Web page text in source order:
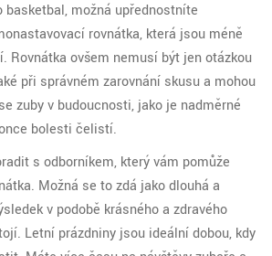
basketbal, možná upřednostníte
rovnátka, která jsou méně
Rovnátka ovšem nemusí být jen otázkou
při správném zarovnání skusu a mohou
zuby v budoucnosti, jako je nadměrné
bolesti čelistí.
s odborníkem, který vám pomůže
Možná se to zdá jako dlouhá a
v podobě krásného a zdravého
Letní prázdniny jsou ideální dobou, kdy